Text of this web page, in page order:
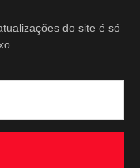
do site é só